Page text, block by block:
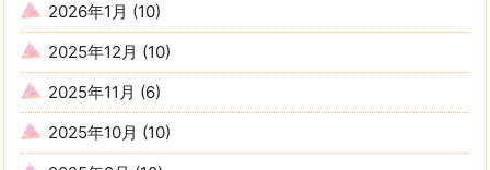
2026年1月 (10)
2025年12月 (10)
2025年11月 (6)
2025年10月 (10)